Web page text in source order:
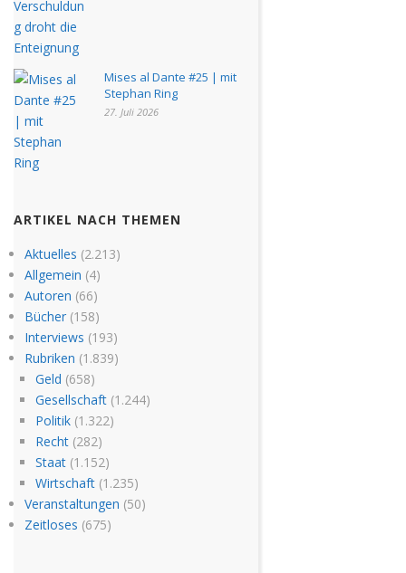
Mises al Dante #25 | mit
Stephan Ring
27. Juli 2026
ARTIKEL NACH THEMEN
Aktuelles (2.213)
Allgemein (4)
Autoren (66)
Bücher(158)
Interviews (193)
Rubriken (1.839)
Geld (658)
Gesellschaft(1.244)
Politik(1.322)
Recht(282)
Staat(1.152)
Wirtschaft(1.235)
Veranstaltungen (50)
Zeitloses (675)